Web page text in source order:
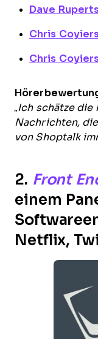
Dave
Chris
Chris
„Ich schätze
Nachrichten,
von Shoptalk
2. Front
einem
Netflix,